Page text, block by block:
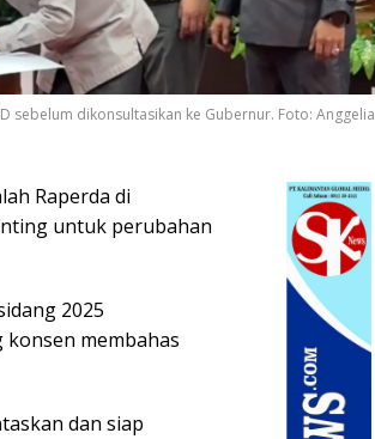
sebelum dikonsultasikan ke Gubernur. Foto: Anggelia
Raperda di
untuk perubahan
2025
membahas
dan siap